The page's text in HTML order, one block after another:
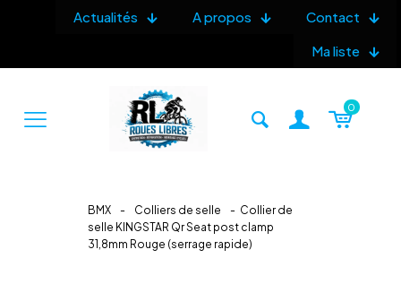
Actualités A propos
Contact
Ma liste
0
BMX - Colliers de selle - Collier de
selle KINGSTAR Qr Seat post clamp
31,8mm Rouge (serrage rapide)